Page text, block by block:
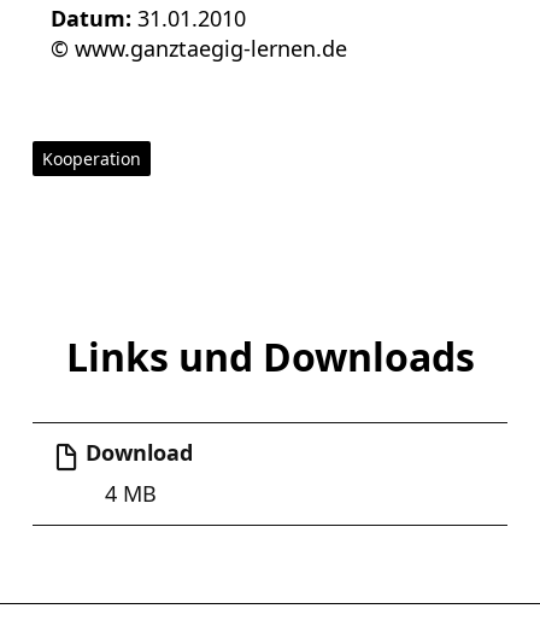
Datum: 31.01.2010
© www.ganztaegig-lernen.de
Kooperation
Links und Downloads
Download
4 MB